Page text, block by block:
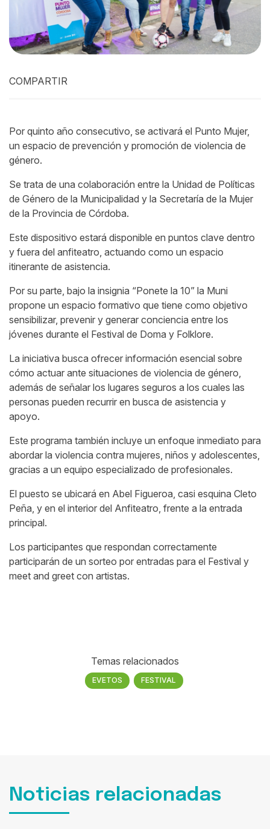
COMPARTIR
Por quinto año consecutivo, se activará el Punto Mujer,
un espacio de prevención y promoción de violencia de
género.
Se trata de una colaboración entre la Unidad de Políticas
de Género de la Municipalidad y la Secretaría de la Mujer
de la Provincia de Córdoba.
Este dispositivo estará disponible en puntos clave dentro
y fuera del anfiteatro, actuando como un espacio
itinerante de asistencia.
Por su parte, bajo la insignia “Ponete la 10” la Muni
propone un espacio formativo que tiene como objetivo
sensibilizar, prevenir y generar conciencia entre los
jóvenes durante el Festival de Doma y Folklore.
La iniciativa busca ofrecer información esencial sobre
cómo actuar ante situaciones de violencia de género,
además de señalar los lugares seguros a los cuales las
personas pueden recurrir en busca de asistencia y
apoyo.
Este programa también incluye un enfoque inmediato para
abordar la violencia contra mujeres, niños y adolescentes,
gracias a un equipo especializado de profesionales.
El puesto se ubicará en Abel Figueroa, casi esquina Cleto
Peña, y en el interior del Anfiteatro, frente a la entrada
principal.
Los participantes que respondan correctamente
participarán de un sorteo por entradas para el Festival y
meet and greet con artistas.
Temas relacionados
EVETOS FESTIVAL
Noticias relacionadas